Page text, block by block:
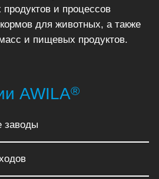
продуктов и процессов
для животных, а также
и пищевых продуктов.
AWILA®
заводы